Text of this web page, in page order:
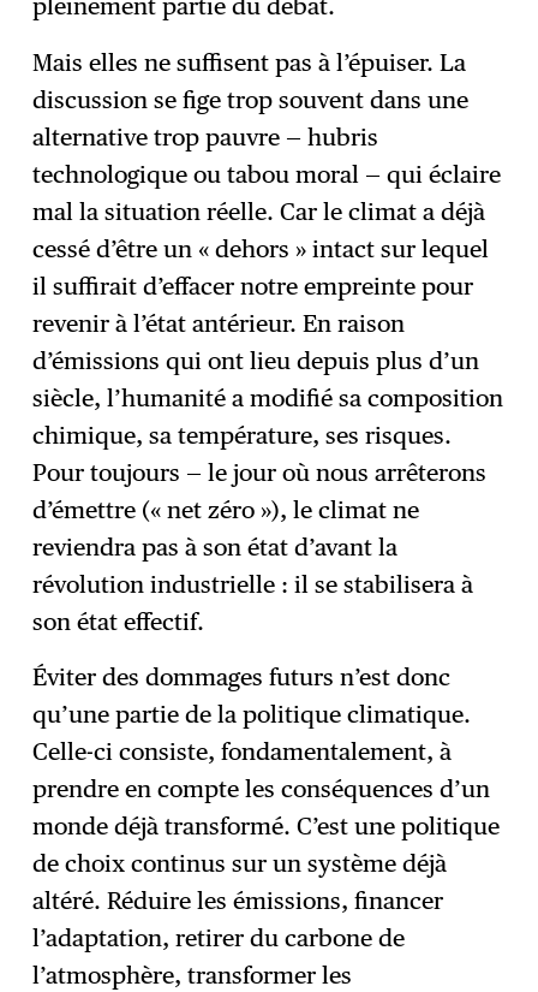
Mais elles ne suffisent pas à l’épuiser. La
discussion se fige trop souvent dans une
alternative trop pauvre — hubris
technologique ou tabou moral — qui éclaire
mal la situation réelle. Car le climat a déjà
cessé d’être un « dehors » intact sur lequel
il suffirait d’effacer notre empreinte pour
revenir à l’état antérieur. En raison
d’émissions qui ont lieu depuis plus d’un
siècle, l’humanité a modifié sa composition
chimique, sa température, ses risques.
Pour toujours — le jour où nous arrêterons
d’émettre (« net zéro »), le climat ne
reviendra pas à son état d’avant la
révolution industrielle : il se stabilisera à
son état effectif.
Éviter des dommages futurs n’est donc
qu’une partie de la politique climatique.
Celle-ci consiste, fondamentalement, à
prendre en compte les conséquences d’un
monde déjà transformé. C’est une politique
de choix continus sur un système déjà
altéré. Réduire les émissions, financer
l’adaptation, retirer du carbone de
l’atmosphère, transformer les